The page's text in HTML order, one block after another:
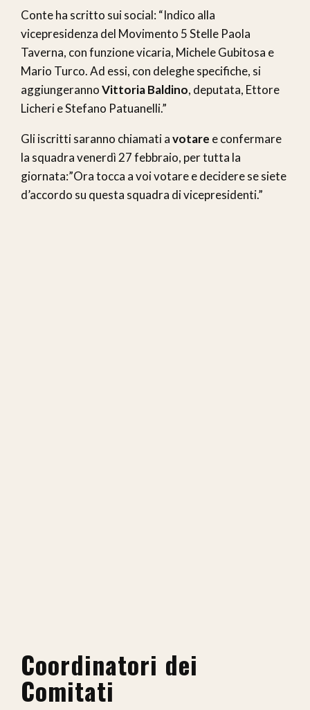
Conte ha scritto sui social: “Indico alla
vicepresidenza del Movimento 5 Stelle Paola
Taverna, con funzione vicaria, Michele Gubitosa e
Mario Turco. Ad essi, con deleghe specifiche, si
aggiungerannoVittoria Baldino, deputata, Ettore
Licheri e Stefano Patuanelli.”
Gli iscritti saranno chiamati avotare e confermare
la squadra venerdì 27 febbraio, per tutta la
giornata:”Ora tocca a voi votare e decidere se siete
d’accordo su questa squadra di vicepresidenti.”
Coordinatori dei
Comitati